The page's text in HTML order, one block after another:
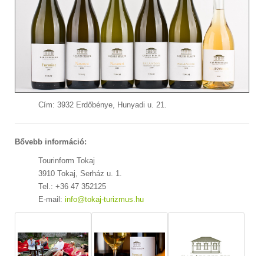
Cím: 3932 Erdőbénye, Hunyadi u. 21.
Bővebb információ:
Tourinform Tokaj
3910 Tokaj, Serház u. 1.
Tel.: +36 47 352125
E-mail: info@tokaj-turizmus.hu